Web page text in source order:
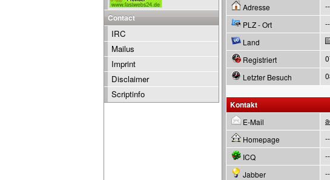
Adresse
--
PLZ - Ort
--
Land
Registriert
Letzter Besuch
Kontakt
E-Mail
Homepage
--
ICQ
--
Jabber
--
Contact
IRC
Mailus
Imprint
Disclaimer
Scriptinfo